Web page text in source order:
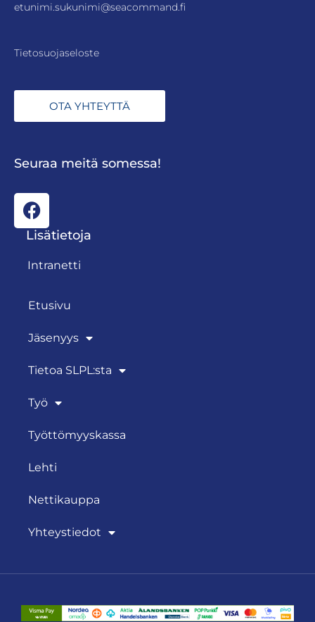
etunimi.sukunimi@seacommand.fi
Tietosuojaseloste
OTA YHTEYTTÄ
Seuraa meitä somessa!
Lisätietoja
Intranetti
Etusivu
Jäsenyys
Tietoa SLPL:sta
Työ
Työttömyyskassa
Lehti
Nettikauppa
Yhteystiedot